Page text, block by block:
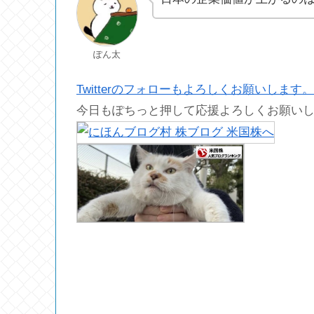
ぽん太
Twitterのフォローもよろしくお願いします。
今日もぽちっと押して応援よろしくお願い